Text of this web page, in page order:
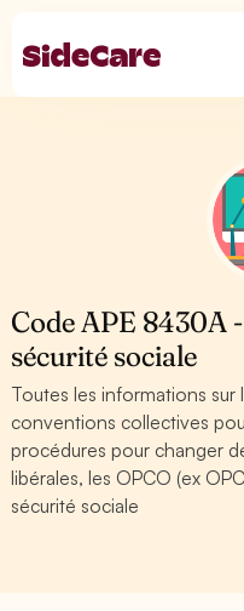
Code APE 8430A
sécurité sociale
Toutes les informations sur
conventions collectives
procédures pour changer
libérales, les OPCO (ex
sécurité sociale